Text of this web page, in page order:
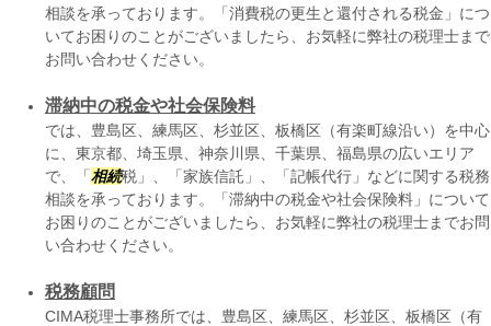
相談を承っております。「消費税の更生と還付される税金」につ
いてお困りのことがございましたら、お気軽に弊社の税理士まで
お問い合わせください。
滞納中の税金や社会保険料
では、豊島区、練馬区、杉並区、板橋区（有楽町線沿い）を中心
に、東京都、埼玉県、神奈川県、千葉県、福島県の広いエリア
で、「 相続税」、「家族信託」、「記帳代行」などに関する税務
相談を承っております。「滞納中の税金や社会保険料」について
お困りのことがございましたら、お気軽に弊社の税理士までお問
い合わせください。
税務顧問
CIMA税理士事務所では、豊島区、練馬区、杉並区、板橋区（有